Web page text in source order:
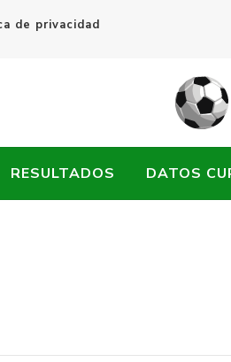
de privacidad
RESULTADOS DATOS